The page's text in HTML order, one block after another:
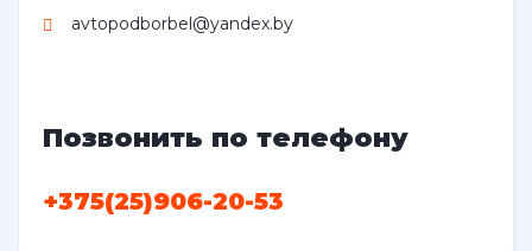
avtopodborbel@yandex.by
Позвонить по телефону
+375(25)906-20-53